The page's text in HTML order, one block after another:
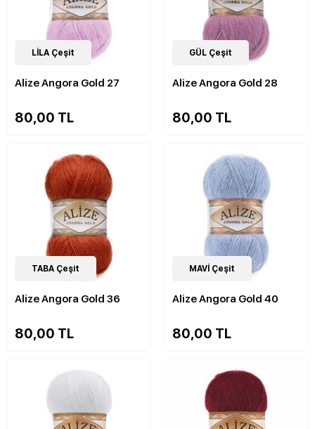
84Çeşit
LİLA Çeşit
Alize Angora Gold 27
80,00 TL
84Çeşit
GÜL Çeşit
Alize Angora Gold 28
80,00 TL
84Çeşit
TABA Çeşit
Alize Angora Gold 36
80,00 TL
84Çeşit
MAVİ Çeşit
Alize Angora Gold 40
80,00 TL